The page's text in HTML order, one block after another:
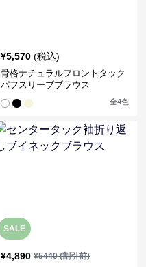
¥5,570 (税込)
骨格ナチュラルフロントタック
パフスリーブブラウス
全4色
SALE
¥4,890 ¥5440(割引前)